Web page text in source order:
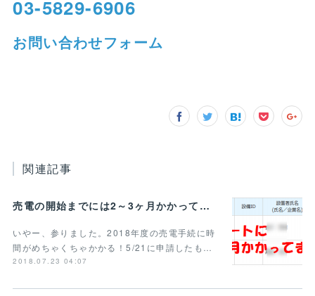
03-5829-6906
お問い合わせフォーム
関連記事
売電の開始までには2～3ヶ月かかってます
いやー、参りました。2018年度の売電手続に時
間がめちゃくちゃかかる！5/21に申請したも…
2018.07.23 04:07